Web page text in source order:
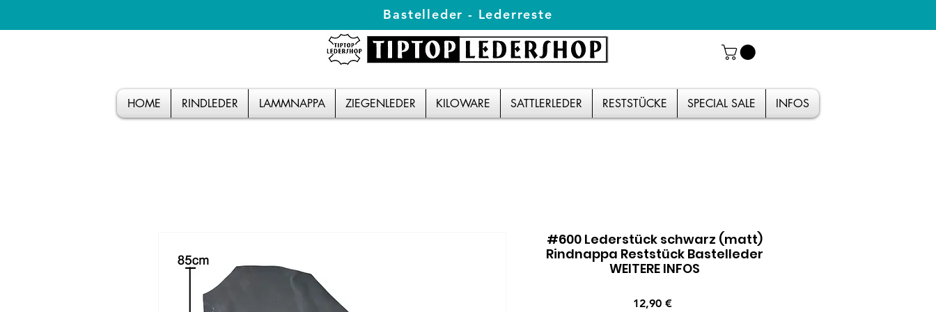
Bastelleder - Lederreste
HOME RINDLEDER LAMMNAPPA ZIEGENLEDER KILOWARE SATTLERLEDER RESTSTÜCKE SPECIAL SALE INFOS
#600 Lederstück schwarz (matt)
Rindnappa Reststück Bastelleder
WEITERE INFOS
12,90 €Preis